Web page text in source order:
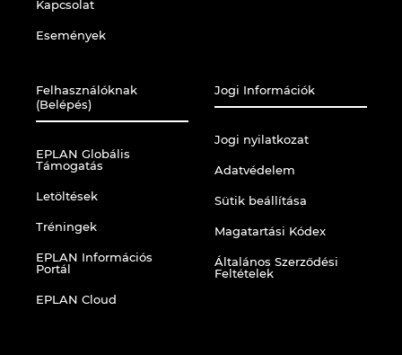
Kapcsolat
Események
Felhasználóknak
(Belépés)
EPLAN Globális
Támogatás
Letöltések
Tréningek
EPLAN Információs
Portál
EPLAN Cloud
Jogi Információk
Jogi nyilatkozat
Adatvédelem
Sütik beállítása
Magatartási Kódex
Általános Szerződési
Feltételek
United Arab Emirates
United States